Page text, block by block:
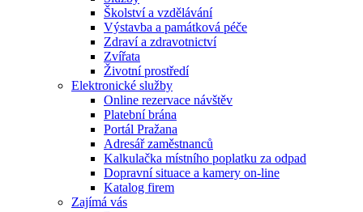
Školství a vzdělávání
Výstavba a památková péče
Zdraví a zdravotnictví
Zvířata
Životní prostředí
Elektronické služby
Online rezervace návštěv
Platební brána
Portál Pražana
Adresář zaměstnanců
Kalkulačka místního poplatku za odpad
Dopravní situace a kamery on-line
Katalog firem
Zajímá vás